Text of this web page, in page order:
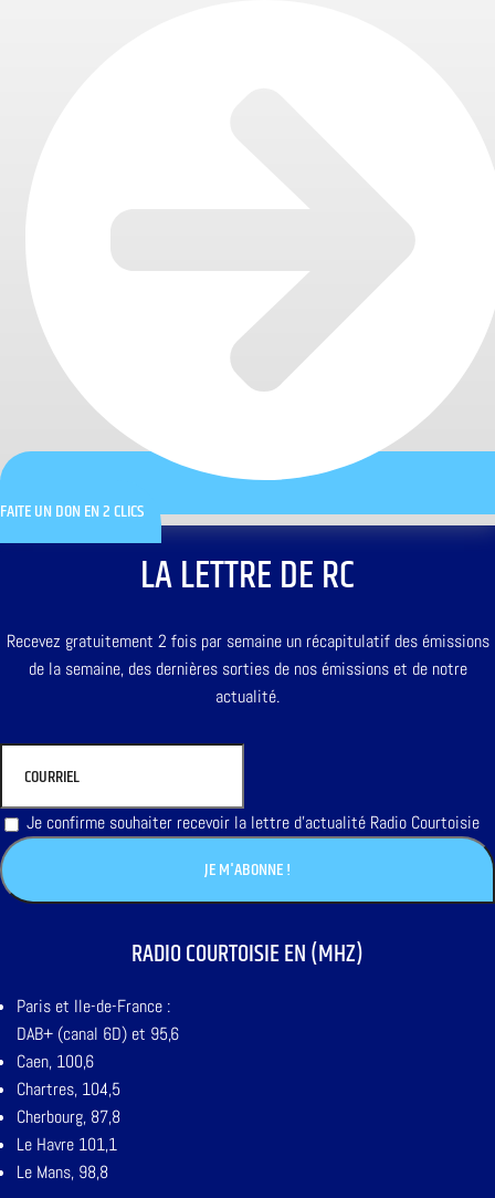
FAITE UN DON EN 2 CLICS
LA LETTRE DE RC
Recevez gratuitement 2 fois par semaine un récapitulatif des émissions
de la semaine, des dernières sorties de nos émissions et de notre
actualité.
Je confirme souhaiter recevoir la lettre d'actualité Radio Courtoisie
RADIO COURTOISIE EN (MHZ)
Paris et Ile-de-France :
DAB+ (canal 6D) et 95,6
Caen, 100,6
Chartres, 104,5
Cherbourg, 87,8
Le Havre 101,1
Le Mans, 98,8